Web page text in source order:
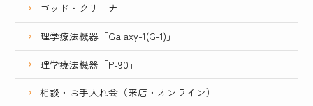
ゴッド・クリーナー
理学療法機器「Galaxy-1(G-1)」
理学療法機器「P-90」
相談・お手入れ会（来店・オンライン）